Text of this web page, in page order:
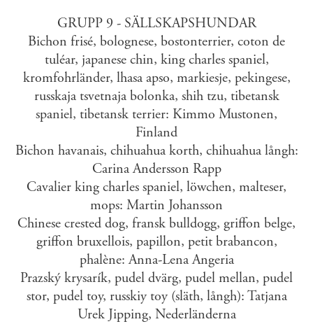
GRUPP 9 - SÄLLSKAPSHUNDAR
Bichon frisé, bolognese, bostonterrier, coton de
tuléar, japanese chin, king charles spaniel,
kromfohrländer, lhasa apso, markiesje, pekingese,
russkaja tsvetnaja bolonka, shih tzu, tibetansk
spaniel, tibetansk terrier: Kimmo Mustonen,
Finland
Bichon havanais, chihuahua korth, chihuahua långh:
Carina Andersson Rapp
Cavalier king charles spaniel, löwchen, malteser,
mops: Martin Johansson
Chinese crested dog, fransk bulldogg, griffon belge,
griffon bruxellois, papillon, petit brabancon,
phalène: Anna-Lena Angeria
Prazský krysarík, pudel dvärg, pudel mellan, pudel
stor, pudel toy, russkiy toy (släth, långh): Tatjana
Urek Jipping, Nederländerna